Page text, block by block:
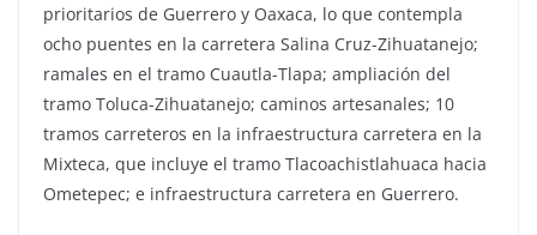
prioritarios de Guerrero y Oaxaca, lo que contempla
ocho puentes en la carretera Salina Cruz-Zihuatanejo;
ramales en el tramo Cuautla-Tlapa; ampliación del
tramo Toluca-Zihuatanejo; caminos artesanales; 10
tramos carreteros en la infraestructura carretera en la
Mixteca, que incluye el tramo Tlacoachistlahuaca hacia
Ometepec; e infraestructura carretera en Guerrero.